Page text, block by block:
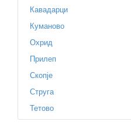
Кавадарци
Куманово
Охрид
Прилеп
Скопје
Струга
Тетово